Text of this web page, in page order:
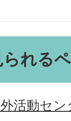
られる
活動セン